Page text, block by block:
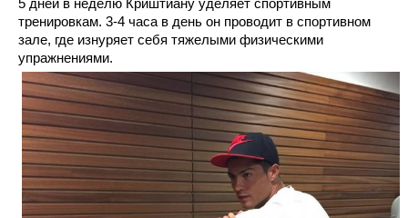
5 дней в неделю Криштиану уделяет спортивным
тренировкам. 3-4 часа в день он проводит в спортивном
зале, где изнуряет себя тяжелыми физическими
упражнениями.